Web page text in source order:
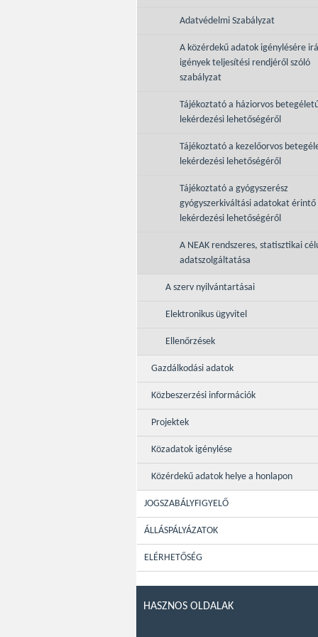
Adatvédelmi Szabályzat
A közérdekű adatok igénylésére
igények teljesítési rendjéről szóló
szabályzat
Tájékoztató a háziorvos
lekérdezési lehetőségéről
Tájékoztató a kezelőorvos
lekérdezési lehetőségéről
Tájékoztató a gyógyszerész
gyógyszerkiváltási adatokat érintő
lekérdezési lehetőségéről
A NEAK rendszeres, statisztikai
adatszolgáltatása
A szerv nyilvántartásai
Elektronikus ügyvitel
Ellenőrzések
Gazdálkodási adatok
Közbeszerzési információk
Projektek
Közadatok igénylése
Közérdekű adatok helye a honlapon
JOGSZABÁLYFIGYELŐ
ÁLLÁSPÁLYÁZATOK
ELÉRHETŐSÉG
HASZNOS OLDALAK